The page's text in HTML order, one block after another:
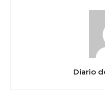
Diario